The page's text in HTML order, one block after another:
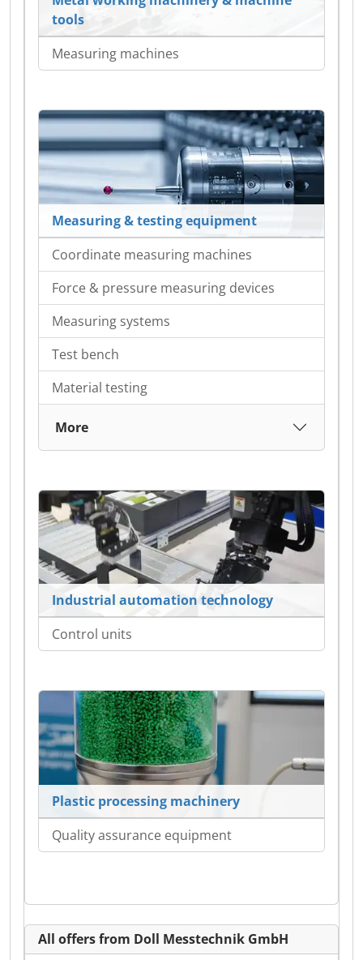
tools
Measuring machines
Measuring & testing equipment
Coordinate measuring machines
Force & pressure measuring devices
Measuring systems
Test bench
Material testing
More
Industrial automation technology
Control units
Plastic processing machinery
Quality assurance equipment
All offers from Doll Messtechnik GmbH